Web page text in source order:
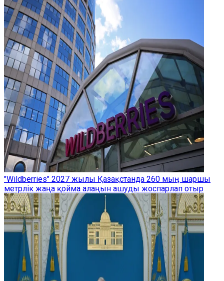
"Wildberries" 2027 жылы Қазақстанда 260 мың шаршы
метрлік жаңа қойма алаңын ашуды жоспарлап отыр